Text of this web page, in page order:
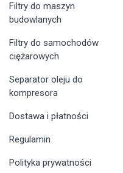
Filtry do maszyn
budowlanych
Filtry do samochodów
ciężarowych
Separator oleju do
kompresora
Dostawa i płatności
Regulamin
Polityka prywatności